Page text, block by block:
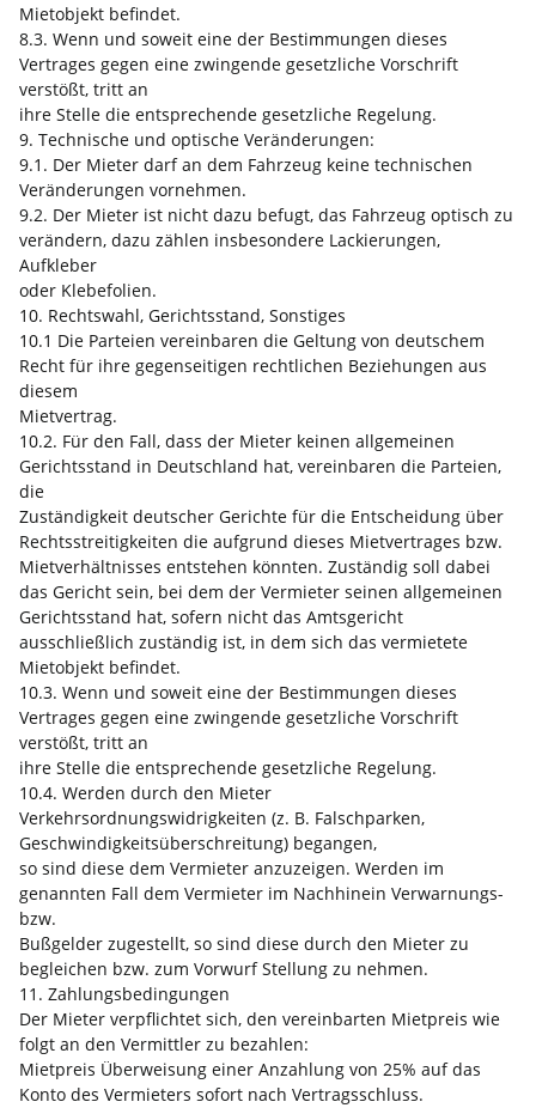
Mietobjekt befindet.
8.3. Wenn und soweit eine der Bestimmungen dieses
Vertrages gegen eine zwingende gesetzliche Vorschrift
verstößt, tritt an
ihre Stelle die entsprechende gesetzliche Regelung.
9. Technische und optische Veränderungen:
9.1. Der Mieter darf an dem Fahrzeug keine technischen
Veränderungen vornehmen.
9.2. Der Mieter ist nicht dazu befugt, das Fahrzeug optisch zu
verändern, dazu zählen insbesondere Lackierungen,
Aufkleber
oder Klebefolien.
10. Rechtswahl, Gerichtsstand, Sonstiges
10.1 Die Parteien vereinbaren die Geltung von deutschem
Recht für ihre gegenseitigen rechtlichen Beziehungen aus
diesem
Mietvertrag.
10.2. Für den Fall, dass der Mieter keinen allgemeinen
Gerichtsstand in Deutschland hat, vereinbaren die Parteien,
die
Zuständigkeit deutscher Gerichte für die Entscheidung über
Rechtsstreitigkeiten die aufgrund dieses Mietvertrages bzw.
Mietverhältnisses entstehen könnten. Zuständig soll dabei
das Gericht sein, bei dem der Vermieter seinen allgemeinen
Gerichtsstand hat, sofern nicht das Amtsgericht
ausschließlich zuständig ist, in dem sich das vermietete
Mietobjekt befindet.
10.3. Wenn und soweit eine der Bestimmungen dieses
Vertrages gegen eine zwingende gesetzliche Vorschrift
verstößt, tritt an
ihre Stelle die entsprechende gesetzliche Regelung.
10.4. Werden durch den Mieter
Verkehrsordnungswidrigkeiten (z. B. Falschparken,
Geschwindigkeitsüberschreitung) begangen,
so sind diese dem Vermieter anzuzeigen. Werden im
genannten Fall dem Vermieter im Nachhinein Verwarnungs-
bzw.
Bußgelder zugestellt, so sind diese durch den Mieter zu
begleichen bzw. zum Vorwurf Stellung zu nehmen.
11. Zahlungsbedingungen
Der Mieter verpflichtet sich, den vereinbarten Mietpreis wie
folgt an den Vermittler zu bezahlen:
Mietpreis Überweisung einer Anzahlung von 25% auf das
Konto des Vermieters sofort nach Vertragsschluss.